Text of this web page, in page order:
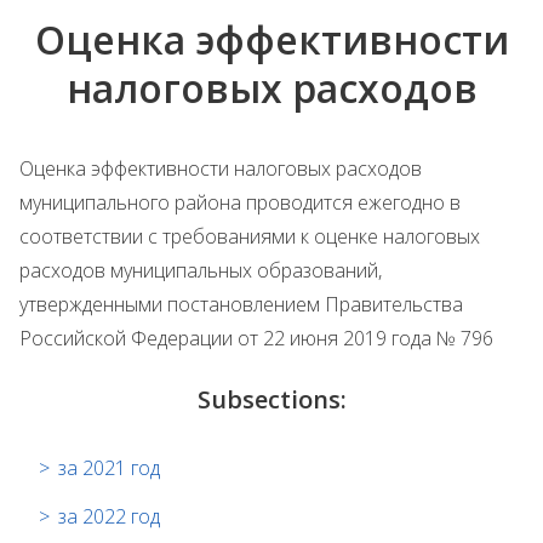
Оценка эффективности
налоговых расходов
Оценка эффективности налоговых расходов
муниципального района проводится ежегодно в
соответствии с требованиями к оценке налоговых
расходов муниципальных образований,
утвержденными постановлением Правительства
Российской Федерации от 22 июня 2019 года № 796
Subsections:
за 2021 год
за 2022 год